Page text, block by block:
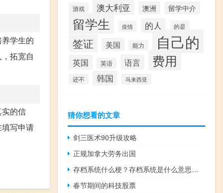
学生的
拓宽自
的信
写申请
游戏 澳大利亚 澳洲 留学中介
留学生 疫情 的人 的是
签证 美国 能力 自己的
英国 英语 语言 费用
还不 韩国 马来西亚
猜你想看的文章
剑三医术90升级攻略
正规加拿大劳务出国
存档系统什么梗？存档系统是什么意思什么梗
春节期间的科技股票